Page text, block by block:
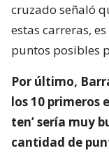
cruzado señaló
estas carreras,
puntos posibles
Por último,
los 10 primeros
ten’ sería muy
cantidad de